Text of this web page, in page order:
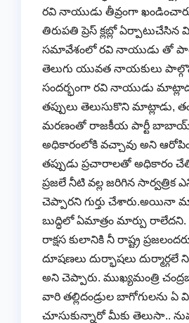
రవి నాయుడు తీవ్రంగా
తిరుపతి ప్రెస్ క్లబ్లో ఏర్పాటుచేసిన
సమావేశంలో రవి నాయుడు తో
తెలుగు యువత నాయకులు
సందర్భంగా రవి నాయుడు
తప్పులు తెలుసుకొని మాట్లాడు,
మరణంతో రాజకీయ పార్టీ
అధికారంలోకి వచ్చావు అని
తప్పుడు ప్రచారాలతో అధికారం
ప్రజలే నీటి వల్ల జరిగిన సార్వత్రిక
చెప్పారని గుర్తు చేశారు.అయినా
బుద్ధిలో ఏమాత్రం మార్పు
రాక్షస కులానికి నీ రాష్ట్ర
దూషణలు దుర్భాషలు దుర్మార్గలే
అని చెప్పారు. ముఖ్యమంత్రి
వారి తల్లిదండ్రుల బాగోగులను ఏ
చూసుకున్నారో మీకు తెలుసా..